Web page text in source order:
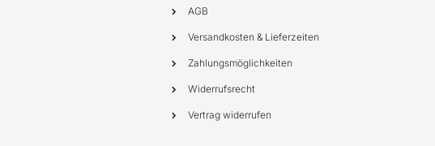
AGB
Versandkosten & Lieferzeiten
Zahlungsmöglichkeiten
Widerrufsrecht
Vertrag widerrufen